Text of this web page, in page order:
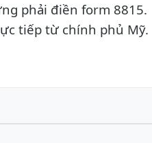
phải điền form 8815.
tiếp từ chính phủ Mỹ.